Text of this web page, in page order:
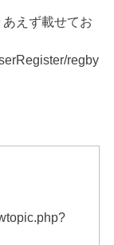
えず載せてお
regby